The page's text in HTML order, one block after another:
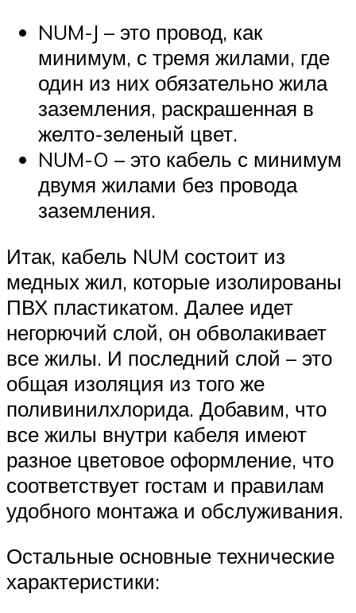
NUM-J – это провод, как
минимум, с тремя жилами, где
один из них обязательно жила
заземления, раскрашенная в
желто-зеленый цвет.
NUM-O – это кабель с минимум
двумя жилами без провода
заземления.
Итак, кабель NUM состоит из
медных жил, которые изолированы
ПВХ пластикатом. Далее идет
негорючий слой, он обволакивает
все жилы. И последний слой – это
общая изоляция из того же
поливинилхлорида. Добавим, что
все жилы внутри кабеля имеют
разное цветовое оформление, что
соответствует гостам и правилам
удобного монтажа и обслуживания.
Остальные основные технические
характеристики: